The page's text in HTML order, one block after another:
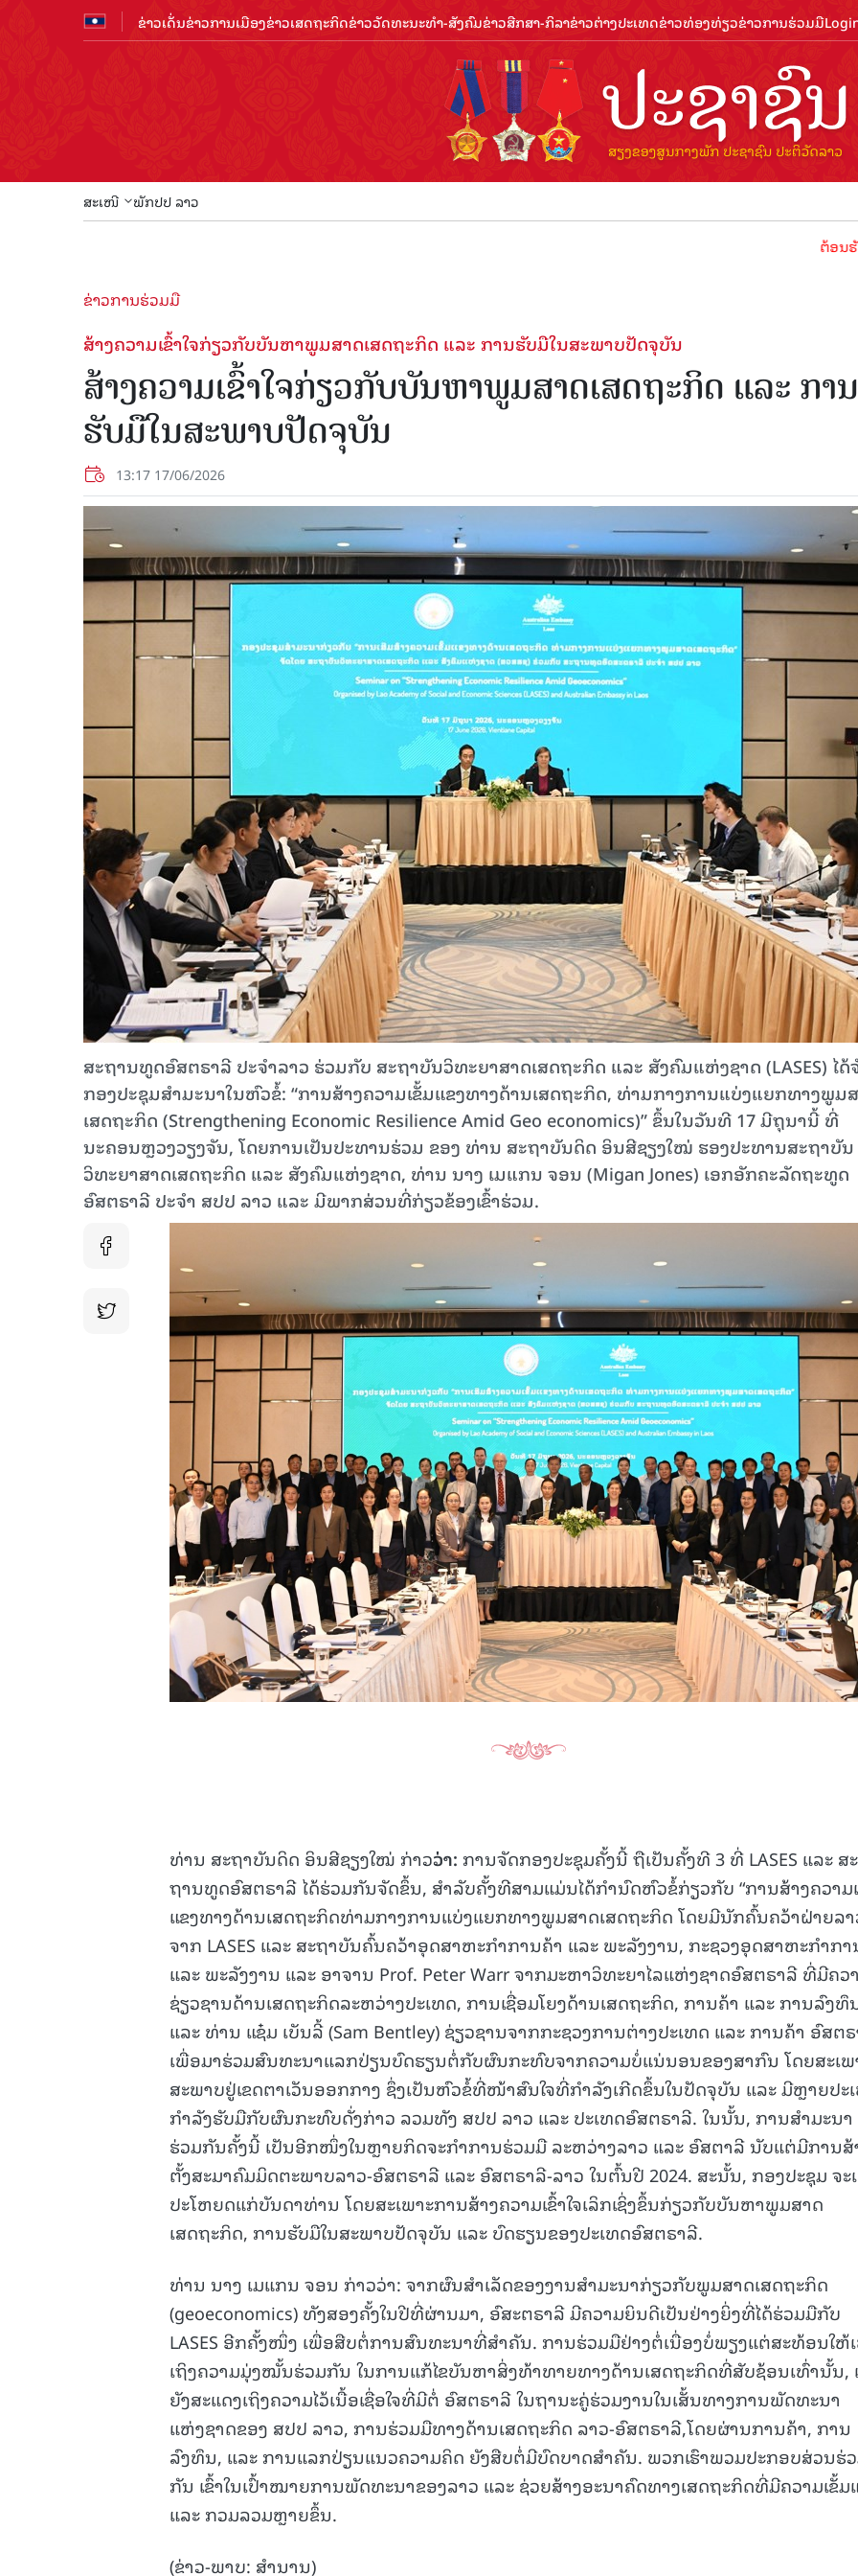
ຂ່າວເດັ່ນຂ່າວການເມືອງຂ່າວເສດຖະກິດຂ່າວວັດທະນະທຳ-ສັງຄົມຂ່າວສືກສາ-ກິລາຂ່າວຕ່າງປະເທດຂ່າວທ່ອງທ່ຽວຂ່າວການຮ່ວມມື
ສະເໜີ ພັກປປ ລາວ
ຕ້ອນຮັບປີທ່ອງ
ຂ່າວການຮ່ວມມື
ສ້າງຄວາມເຂົ້າໃຈກ່ຽວກັບບັນຫາພູມສາດເສດຖະກິດ ແລະ ການຮັບມືໃນສະພາບປັດຈຸບັນ
ສ້າງຄວາມເຂົ້າໃຈກ່ຽວກັບບັນຫາພູມສາດເສດຖະກິດ ແລະ ການ
ຮັບມືໃນສະພາບປັດຈຸບັນ
13:17 17/06/2026
ສະຖານທູດອົສຕຣາລີ ປະຈຳລາວ ຮ່ວມກັບ ສະຖາບັນວິທະຍາສາດເສດຖະກິດ ແລະ ສັງຄົມແຫ່ງຊາດ (LASES) ໄດ້
ກອງປະຊຸມສຳມະນາໃນຫົວຂໍ້: “ການສ້າງຄວາມເຂັ້ມແຂງທາງດ້ານເສດຖະກິດ, ທ່າມກາງການແບ່ງແຍກທາງພູມ
ເສດຖະກິດ (Strengthening Economic Resilience Amid Geo economics)” ຂຶ້ນໃນວັນທີ 17 ມີຖຸນານີ້ ທີ່
ນະຄອນຫຼວງວຽງຈັນ, ໂດຍການເປັນປະທານຮ່ວມ ຂອງ ທ່ານ ສະຖາບັນດິດ ອິນສີຊຽງໃໝ່ ຮອງປະທານສະຖາບັນ
ວິທະຍາສາດເສດຖະກິດ ແລະ ສັງຄົມແຫ່ງຊາດ, ທ່ານ ນາງ ເມແກນ ຈອນ (Migan Jones) ເອກອັກຄະລັດຖະທູດ
ອົສຕຣາລີ ປະຈໍາ ສປປ ລາວ ແລະ ມີພາກສ່ວນທີ່ກ່ຽວຂ້ອງເຂົ້າຮ່ວມ.
ທ່ານ ສະຖາບັນດິດ ອິນສີຊຽງໃໝ່ ກ່າວວ່າ: ການຈັດກອງປະຊຸມຄັ້ງນີ້ ຖືເປັນຄັ້ງທີ 3 ທີ່ LASES ແລະ ສະ
ຖານທູດອົສຕຣາລີ ໄດ້ຮ່ວມກັນຈັດຂຶ້ນ, ສໍາລັບຄັ້ງທີສາມແມ່ນໄດ້ກໍານົດຫົວຂໍ້ກ່ຽວກັບ “ການສ້າງຄວາມ
ແຂງທາງດ້ານເສດຖະກິດທ່າມກາງການແບ່ງແຍກທາງພູມສາດເສດຖະກິດ ໂດຍມີນັກຄົ້ນຄວ້າຝ່າຍລ
ຈາກ LASES ແລະ ສະຖາບັນຄົ້ນຄວ້າອຸດສາຫະກຳການຄ້າ ແລະ ພະລັງງານ, ກະຊວງອຸດສາຫະກຳກາ
ແລະ ພະລັງງານ ແລະ ອາຈານ Prof. Peter Warr ຈາກມະຫາວິທະຍາໄລແຫ່ງຊາດອົສຕຣາລີ ທີ່ມີຄວ
ຊ່ຽວຊານດ້ານເສດຖະກິດລະຫວ່າງປະເທດ, ການເຊື່ອມໂຍງດ້ານເສດຖະກິດ, ການຄ້າ ແລະ ການລົງທຶ
ແລະ ທ່ານ ແຊ໋ມ ເບັນລີ້ (Sam Bentley) ຊ່ຽວຊານຈາກກະຊວງການຕ່າງປະເທດ ແລະ ການຄ້າ ອົສຕ
ເພື່ອມາຮ່ວມສົນທະນາແລກປ່ຽນບົດຮຽນຕໍ່ກັບຜົນກະທົບຈາກຄວາມບໍ່ແນ່ນອນຂອງສາກົນ ໂດຍສະເພ
ສະພາບຢູ່ເຂດຕາເວັນອອກກາງ ຊຶ່ງເປັນຫົວຂໍ້ທີ່ໜ້າສົນໃຈທີ່ກຳລັງເກີດຂຶ້ນໃນປັດຈຸບັນ ແລະ ມີຫຼາຍປະ
ກຳລັງຮັບມືກັບຜົນກະທົບດັ່ງກ່າວ ລວມທັງ ສປປ ລາວ ແລະ ປະເທດອົສຕຣາລີ. ໃນນັ້ນ, ການສໍາມະນາ
ຮ່ວມກັນຄັ້ງນີ້ ເປັນອີກໜຶ່ງໃນຫຼາຍກິດຈະກໍາການຮ່ວມມື ລະຫວ່າງລາວ ແລະ ອົສຕາລີ ນັບແຕ່ມີການສ້
ຕັ້ງສະມາຄົມມິດຕະພາບລາວ-ອົສຕຣາລີ ແລະ ອົສຕຣາລີ-ລາວ ໃນຕົ້ນປີ 2024. ສະນັ້ນ, ກອງປະຊຸມ ຈະ
ປະໂຫຍດແກ່ບັນດາທ່ານ ໂດຍສະເພາະການສ້າງຄວາມເຂົ້າໃຈເລິກເຊິ່ງຂຶ້ນກ່ຽວກັບບັນຫາພູມສາດ
ເສດຖະກິດ, ການຮັບມືໃນສະພາບປັດຈຸບັນ ແລະ ບົດຮຽນຂອງປະເທດອົສຕຣາລີ.
ທ່ານ ນາງ ເມແກນ ຈອນ ກ່າວວ່າ: ຈາກຜົນສຳເລັດຂອງງານສຳມະນາກ່ຽວກັບພູມສາດເສດຖະກິດ
(geoeconomics) ທັງສອງຄັ້ງໃນປີທີ່ຜ່ານມາ, ອົສະຕຣາລີ ມີຄວາມຍິນດີເປັນຢ່າງຍິ່ງທີ່ໄດ້ຮ່ວມມືກັບ
LASES ອີກຄັ້ງໜຶ່ງ ເພື່ອສືບຕໍ່ການສົນທະນາທີ່ສຳຄັນ. ການຮ່ວມມືຢ່າງຕໍ່ເນື່ອງບໍ່ພຽງແຕ່ສະທ້ອນໃຫ້
ເຖິງຄວາມມຸ່ງໝັ້ນຮ່ວມກັນ ໃນການແກ້ໄຂບັນຫາສິ່ງທ້າທາຍທາງດ້ານເສດຖະກິດທີ່ສັບຊ້ອນເທົ່ານັ້ນ,
ຍັງສະແດງເຖິງຄວາມໄວ້ເນື້ອເຊື່ອໃຈທີ່ມີຕໍ່ ອົສຕຣາລີ ໃນຖານະຄູ່ຮ່ວມງານໃນເສັ້ນທາງການພັດທະນາ
ແຫ່ງຊາດຂອງ ສປປ ລາວ, ການຮ່ວມມືທາງດ້ານເສດຖະກິດ ລາວ-ອົສຕຣາລີ,ໂດຍຜ່ານການຄ້າ, ການ
ລົງທຶນ, ແລະ ການແລກປ່ຽນແນວຄວາມຄິດ ຍັງສືບຕໍ່ມີບົດບາດສຳຄັນ. ພວກເຮົາພວມປະກອບສ່ວນຮ່
ກັນ ເຂົ້າໃນເປົ້າໝາຍການພັດທະນາຂອງລາວ ແລະ ຊ່ວຍສ້າງອະນາຄົດທາງເສດຖະກິດທີ່ມີຄວາມເຂັ້ມ
ແລະ ກວມລວມຫຼາຍຂຶ້ນ.
(ຂ່າວ-ພາບ: ສຳນານ)
15.040(07-08-